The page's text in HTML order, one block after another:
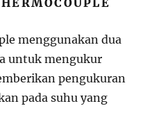
menggunakan dua
untuk mengukur
pengukuran
pada suhu yang